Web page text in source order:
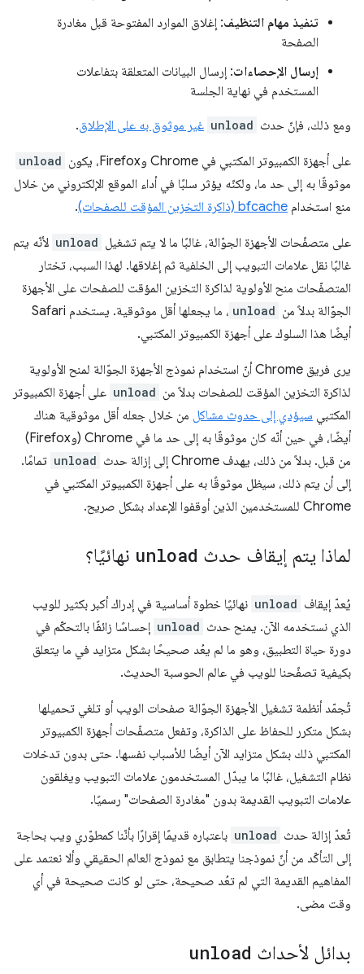
تنفيذ مهام التنظيف: إغلاق الموارد المفتوحة قبل مغادرة
الصفحة
إرسال الإحصاءات: إرسال البيانات المتعلقة بتفاعلات
المستخدم في نهاية الجلسة
ومع ذلك، فإنّ حدث unload غير موثوق به على الإطلاق.
على أجهزة الكمبيوتر المكتبي في Chrome وFirefox، يكون unload
موثوقًا به إلى حد ما، ولكنّه يؤثر سلبًا في أداء الموقع الإلكتروني من خلال
منع استخدام bfcache (ذاكرة التخزين المؤقت للصفحات) .
على متصفّحات الأجهزة الجوّالة، غالبًا ما لا يتم تشغيل unload لأنّه يتم
غالبًا نقل علامات التبويب إلى الخلفية ثم إغلاقها. لهذا السبب، تختار
المتصفّحات منح الأولوية لذاكرة التخزين المؤقت للصفحات على الأجهزة
الجوّالة بدلاً من unload
، ما يجعلها أقل موثوقية. يستخدم Safari
أيضًا هذا السلوك على أجهزة الكمبيوتر المكتبي.
يرى فريق Chrome أنّ استخدام نموذج الأجهزة الجوّالة لمنح الأولوية
لذاكرة التخزين المؤقت للصفحات بدلاً من unload على أجهزة الكمبيوتر
المكتبي سيؤدي إلى حدوث مشاكل من خلال جعله أقل موثوقية هناك
أيضًا، في حين أنّه كان موثوقًا به إلى حد ما في Chrome (وFirefox)
من قبل. بدلاً من ذلك، يهدف Chrome إلى إزالة حدث
unload تمامًا.
إلى أن يتم ذلك، سيظل موثوقًا به على أجهزة الكمبيوتر المكتبي في
Chrome للمستخدمين الذين أوقفوا الإعداد بشكل صريح.
لماذا يتم إيقاف حدث unload نهائيًا؟
يُعدّ إيقاف unload نهائيًا خطوة أساسية في إدراك أكبر بكثير للويب
الذي نستخدمه الآن. يمنح حدث unload إحساسًا زائفًا بالتحكّم في
دورة حياة التطبيق، وهو ما لم يعُد صحيحًا بشكل متزايد في ما يتعلق
بكيفية تصفّحنا للويب في عالم الحوسبة الحديث.
تُجمّد أنظمة تشغيل الأجهزة الجوّالة صفحات الويب أو تلغي تحميلها
بشكل متكرر للحفاظ على الذاكرة، وتفعل متصفّحات أجهزة الكمبيوتر
المكتبي ذلك بشكل متزايد الآن أيضًا للأسباب نفسها. حتى بدون تدخلات
نظام التشغيل، غالبًا ما يبدّل المستخدمون علامات التبويب ويغلقون
علامات التبويب القديمة بدون "مغادرة الصفحات" رسميًا.
تُعدّ إزالة حدث unload باعتباره قديمًا إقرارًا بأنّنا كمطوّري ويب بحاجة
إلى التأكّد من أنّ نموذجنا يتطابق مع نموذج العالم الحقيقي وألا نعتمد على
المفاهيم القديمة التي لم تعُد صحيحة، حتى لو كانت صحيحة في أي
وقت مضى.
بدائل لأحداث unload